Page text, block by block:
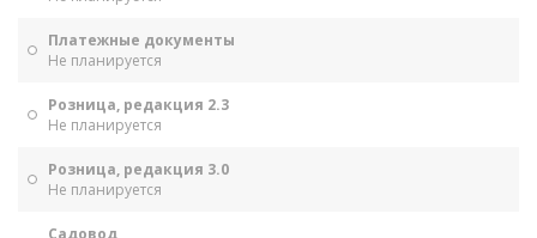
Платежные документы
Не планируется
Розница, редакция 2.3
Не планируется
Розница, редакция 3.0
Не планируется
Садовод